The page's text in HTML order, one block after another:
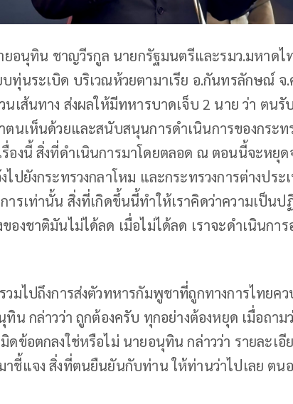
ยอนุทิน ชาญวีรกูล นายกรัฐมนตรีและรมว.มหาด
ทุ่นระเบิด บริเวณห้วยตามาเรีย อ.กันทรลักษณ์
นเส้นทาง ส่งผลให้มีทหารบาดเจ็บ 2 นาย ว่า ตน
ตนเห็นด้วยและสนับสนุนการดำเนินการของกระท
องนี้ สิ่งที่ดำเนินการมาโดยตลอด ณ ตอนนี้จะหยุด
ปยังกระทรวงกลาโหม และกระทรวงการต่างประ
ารเท่านั้น สิ่งที่เกิดขึ้นนี้ทำให้เราคิดว่าความเป็น
องชาติมันไม่ได้ลด เมื่อไม่ได้ลด เราจะดำเนินกา
วมไปถึงการส่งตัวทหารกัมพูชาที่ถูกทางการไทยค
น กล่าวว่า ถูกต้องครับ ทุกอย่างต้องหยุด เมื่อถา
ดข้อตกลงใช่หรือไม่ นายอนุทิน กล่าวว่า รายละเอี
าชี้แจง สิ่งที่ตนยืนยันกับท่าน ให้ท่านว่าไปเลย ต